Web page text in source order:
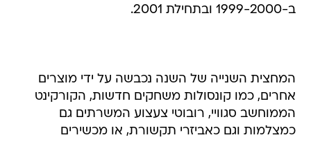
ב-1999-2000 ובתחילת 2001.
המחצית השנייה של השנה נכבשה על ידי מוצרים
אחרים, כמו קונסולות משחקים חדשות, הקורקינט
הממוחשב סגוויי, רובוטי צעצוע המשרתים גם
כמצלמות וגם כאביזרי תקשורת, או מכשירים